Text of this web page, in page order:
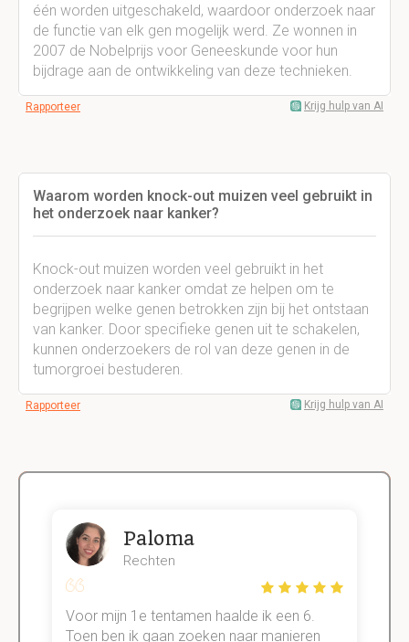
één worden uitgeschakeld, waardoor onderzoek naar
de functie van elk gen mogelijk werd. Ze wonnen in
2007 de Nobelprijs voor Geneeskunde voor hun
bijdrage aan de ontwikkeling van deze technieken.
Rapporteer Krijg hulp van AI
Waarom worden knock-out muizen veel gebruikt in
het onderzoek naar kanker?
Knock-out muizen worden veel gebruikt in het
onderzoek naar kanker omdat ze helpen om te
begrijpen welke genen betrokken zijn bij het ontstaan
van kanker. Door specifieke genen uit te schakelen,
kunnen onderzoekers de rol van deze genen in de
tumorgroei bestuderen.
Rapporteer Krijg hulp van AI
Paloma
Rechten
Voor mijn 1e tentamen haalde ik een 6.
Toen ben ik gaan zoeken naar manieren